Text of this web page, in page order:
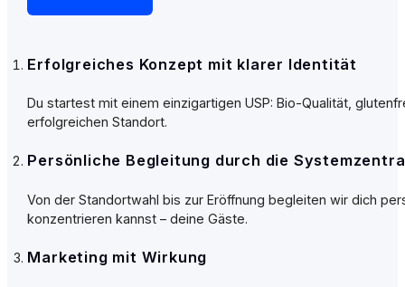
Erfolgreiches Konzept mit klarer Identität
Du startest mit einem einzigartigen USP: Bio-Qualität,
erfolgreichen Standort.
Persönliche Begleitung durch die
Von der Standortwahl bis zur Eröffnung begleiten wir dich
konzentrieren kannst – deine Gäste.
Marketing mit Wirkung